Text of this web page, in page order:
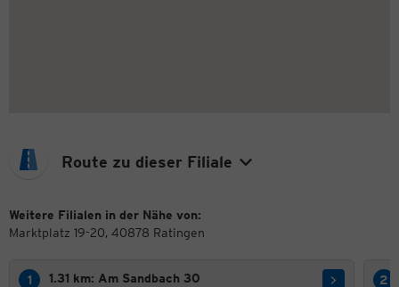
Route zu dieser Filiale
Weitere Filialen in der Nähe von:
Marktplatz 19-20, 40878 Ratingen
1.31 km: Am Sandbach 30